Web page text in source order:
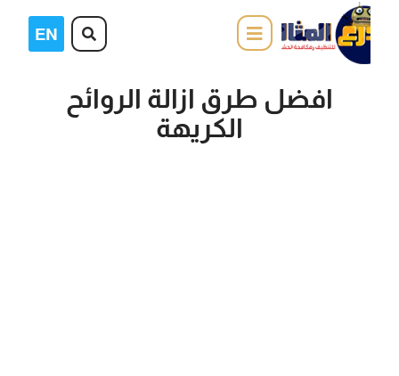
افضل طرق ازالة الروائح
الكريهة